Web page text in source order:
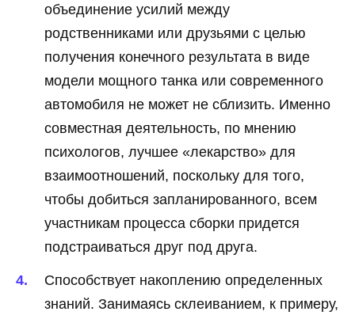
объединение усилий между
родственниками или друзьями с целью
получения конечного результата в виде
модели мощного танка или современного
автомобиля не может не сблизить. Именно
совместная деятельность, по мнению
психологов, лучшее «лекарство» для
взаимоотношений, поскольку для того,
чтобы добиться запланированного, всем
участникам процесса сборки придется
подстраиваться друг под друга.
Способствует накоплению определенных
знаний. Занимаясь склеиванием, к примеру,